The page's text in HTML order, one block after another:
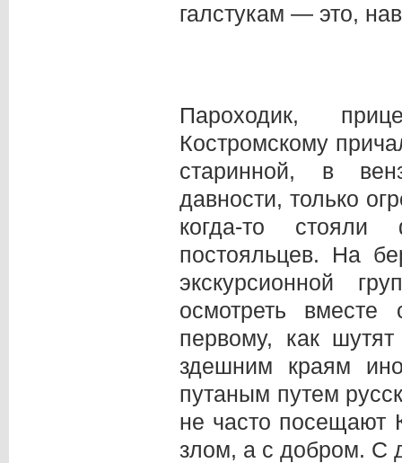
галстукам — это,
Пароходик,
Костромскому
старинной, в
давности, только
когда-то
постояльцев. На
экскурсионной
осмотреть
первому, как
здешним краям
путаным путем
не часто посещают
злом, а с добром. С